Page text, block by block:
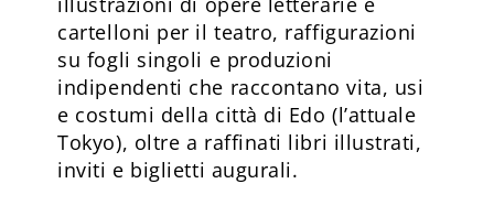
cartelloni per il teatro, raffigurazioni
su fogli singoli e produzioni
indipendenti che raccontano vita, usi
e costumi della città di Edo (l’attuale
Tokyo), oltre a raffinati libri illustrati,
inviti e biglietti augurali.